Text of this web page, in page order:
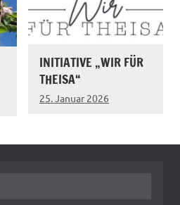
INITIATIVE „WIR FÜR
THEISA“
25. Januar 2026